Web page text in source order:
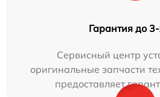
Гарантия до
Сервисный центр
оригинальные запчасти
предоставляет